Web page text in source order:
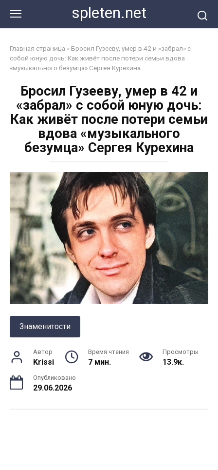
контенту
spleten.net
Главная страница »Бросил Гузееву, умер в 42 и «забрал» с
собой юную дочь: Как живёт после потери семьи вдова
«музыкального безумца» Сергея Курехина
Бросил Гузееву, умер в 42 и
«забрал» с собой юную дочь:
Как живёт после потери семьи
вдова «музыкального
безумца» Сергея Курехина
Знаменитости
Автор
Krissi
Время чтения
7 мин.
Просмотры
13.9к.
Опубликовано
29.06.2026